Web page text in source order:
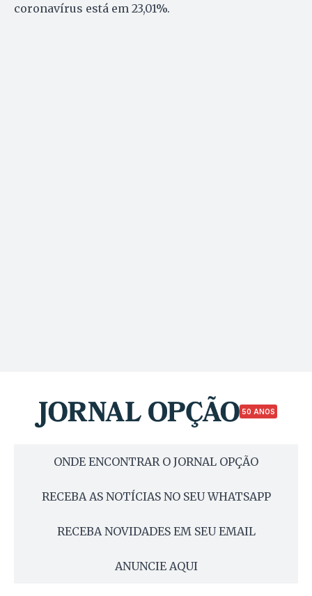
coronavírus está em 23,01%.
50 ANOS
ONDE ENCONTRAR O JORNAL OPÇÃO
RECEBA AS NOTÍCIAS NO SEU WHATSAPP
RECEBA NOVIDADES EM SEU EMAIL
ANUNCIE AQUI